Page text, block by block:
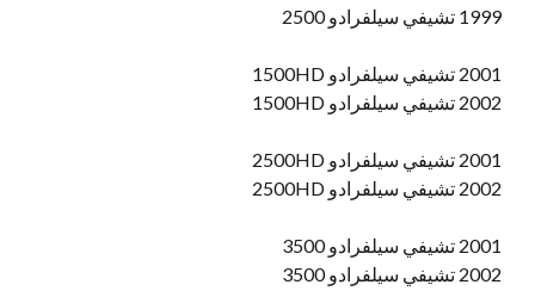
1999 تشيفي سيلفرادو 2500
2001 تشيفي سيلفرادو 1500HD
2002 تشيفي سيلفرادو 1500HD
2001 تشيفي سيلفرادو 2500HD
2002 تشيفي سيلفرادو 2500HD
2001 تشيفي سيلفرادو 3500
2002 تشيفي سيلفرادو 3500